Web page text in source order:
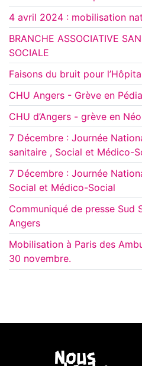
4 avril 2024 : mobilisation
BRANCHE ASSOCIATIVE
SOCIALE
Faisons du bruit pour
CHU Angers - Grève en
CHU d’Angers - grève en
7 Décembre : Journée
sanitaire , Social et Médico-
7 Décembre : Journée
Social et Médico-Social
Communiqué de presse Sud
Angers
Mobilisation à Paris des
30 novembre.
Nous